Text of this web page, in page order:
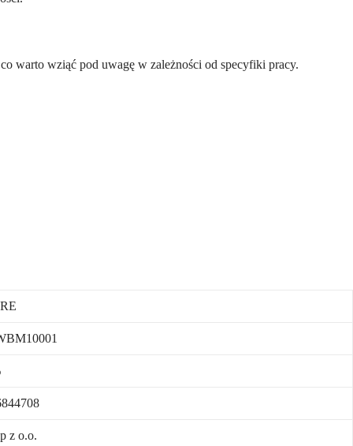
warto wziąć pod uwagę w zależności od specyfiki pracy.
z o.o.